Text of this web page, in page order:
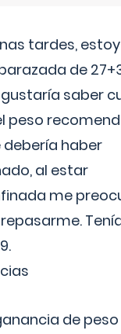
tardes, estoy
de
saber
peso
debería haber
al estar
me
de peso